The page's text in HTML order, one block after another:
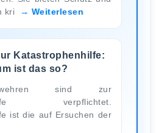
kri
Weiterlesen
Katastrophenhilfe:
ist das so?
sind zur
verpflichtet.
ist die auf Ersuchen der